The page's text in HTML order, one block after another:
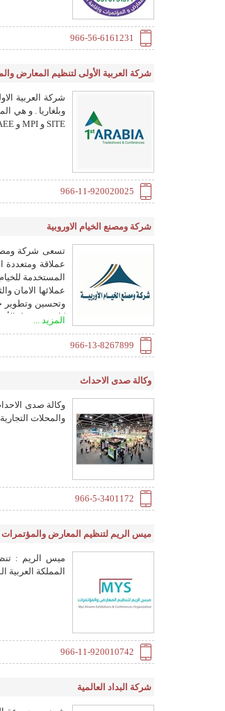
966-56-6161231
شركة العربية الأولى لتنظيم المعارض
شركة العربية
SITE و MPI و IAEE و PCMA و UFI ، والمعروفة بنجاحها غير المحدود في تقديم معارض ومؤتمرات وفعاليات مبتكره
966-11-920020025
شركة ومصنع الخيام الاوروبية
تسعى شركة ومصنع
عملاقة
المستخدمة
عملائها الامان
وتحسين وتطوير
كافة فروعها
خيام لوزارة
الاحتفالات
المزيد ...
966-13-8267899
وكالة صدى الاحداث
وكالة صدى
والمحلات
966-5-3401172
ميس الريم لتنظيم المعارض والمؤتمرات
ميس الريم :
المملكة العربية
966-11-920010742
شركة البداد العالمية